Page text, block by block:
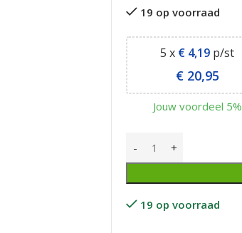
19 op voorraad
5 x € 4,19 p/st
€20,95
Jouw voordeel 5%
19 op voorraad